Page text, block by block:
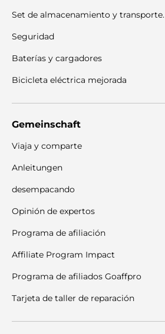
Set de almacenamiento y transporte.
Seguridad
Baterías y cargadores
Bicicleta eléctrica mejorada
Gemeinschaft
Viaja y comparte
Anleitungen
desempacando
Opinión de expertos
Programa de afiliación
Affiliate Program Impact
Programa de afiliados Goaffpro
Tarjeta de taller de reparación